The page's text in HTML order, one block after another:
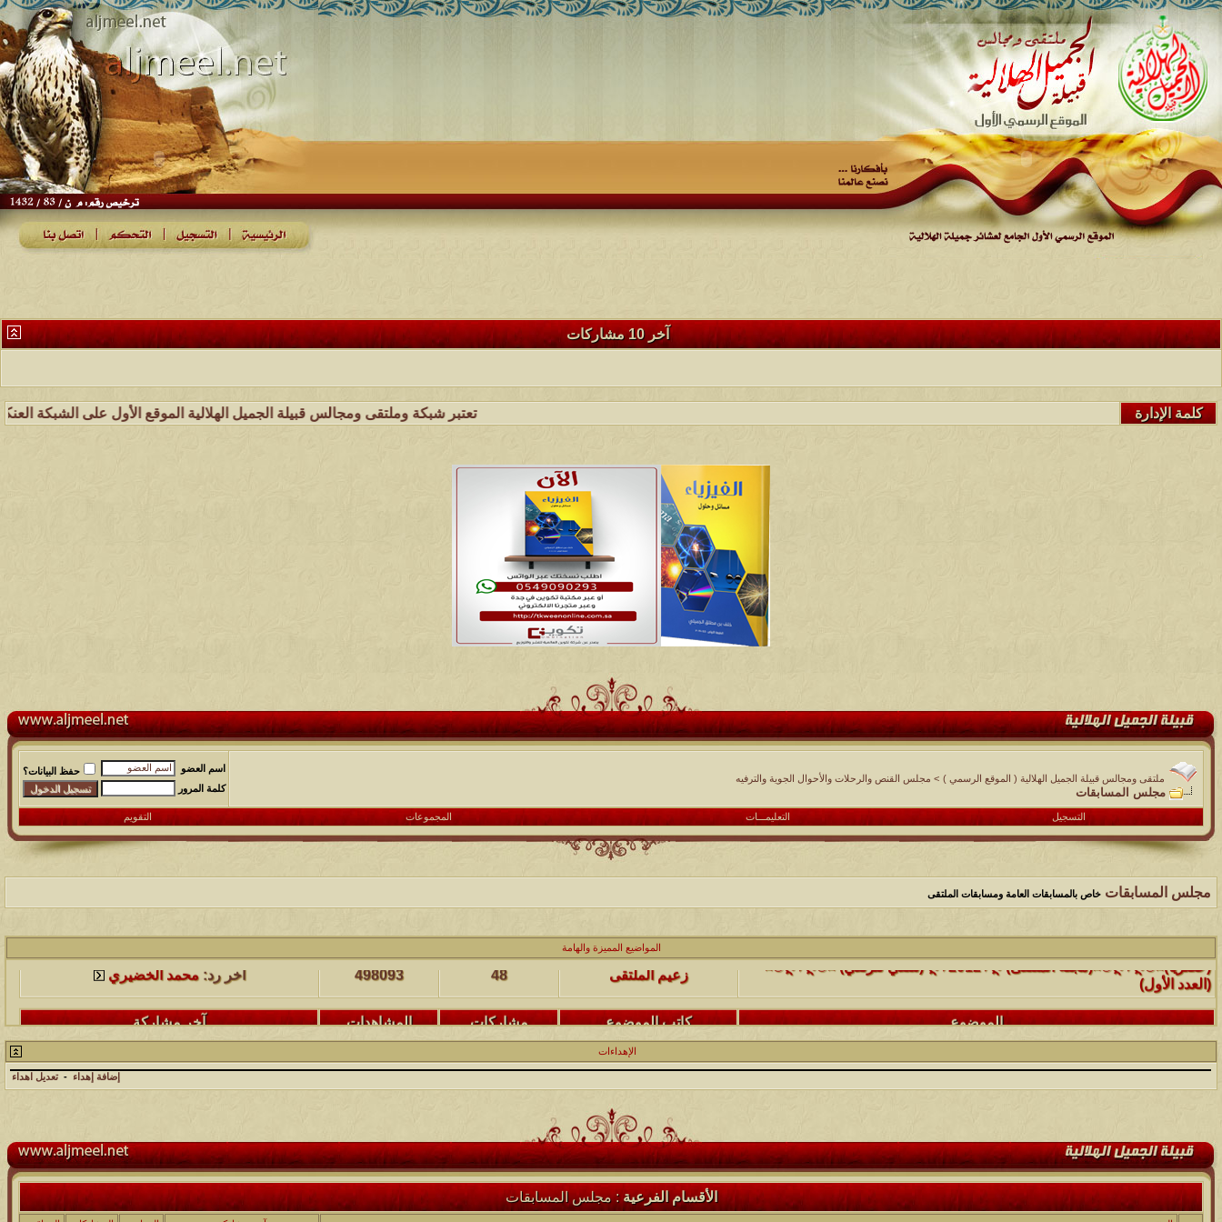
آخر 10 مشاركات
تعتبر شبكة وملتقى ومجالس قبيلة الجميل الهلالية الموقع الأول على الشبكة العنكبوتية كلمة الإدارة
ملتقى ومجالس قبيلة الجميل الهلالية ( الموقع الرسمي ) > مجلس القنص والرحلات والأحوال الجوية والترفيه
مجلس المسابقات
اسم العضو
حفظ البيانات؟
كلمة المرور
التسجيل التعليمـــات المجموعات التقويم
مجلس المسابقات خاص بالمسابقات العامة ومسابقات الملتقى
المواضيع المميزة والهامة
زعيم الملتقى 48
498093 آخر رد:محمد الخضيري
موقع رائع جداً للقران الكريم مع تفسيره فقط بمجرد ماتضع الماوس يخرج
@@الملك@@ 17
231619 آخر رد:محمد الخضيري
الموضوع كاتب الموضوع مشاركات المشاهدات
آخر مشاركة
الحضرمي
الموضوع كاتب الموضوع مشاركات المشاهدات
آخر مشاركة
إثـبت وجـودك , لآتقرأ وترحل ,شآرك بـ رد أو موضوع !!
الميآسية 27
97375 آخر رد:محمد الخضيري
الموضوع كاتب الموضوع مشاركات المشاهدات
آخر مشاركة
الإهداءات
إضافة إهداء - تعديل اهداء
الأقسام الفرعية: مجلس المسابقات